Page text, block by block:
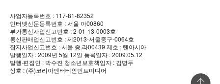
사업자등록번호 : 117-81-82352
인터넷신문등록번호 : 서울 아00860
부가통신사업신고번호 : 2-01-13-0003호
통신판매업신고번호 : 제2013-서울중구-0064호
잡지사업신고번호 : 서울 중.라00439 제호 : 텐아시아
발행일자 : 2009년 5월 12일 등록일자 : 2009.05.12
발행·편집인 : 박수진 청소년보호책임자 : 김병두
상호 : (주)코리아엔터테인먼트미디어
상단 바로